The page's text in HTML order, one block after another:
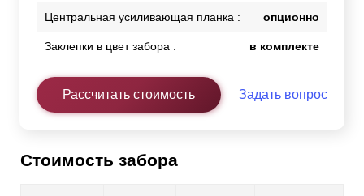
Центральная усиливающая планка : опционно
Заклепки в цвет забора : в комплекте
Рассчитать стоимость Задать вопрос
Стоимость забора